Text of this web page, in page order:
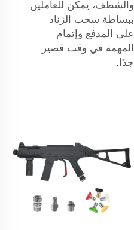
والشطف، يمكن للعاملين
ببساطة سحب الزناد
على المدفع وإتمام
المهمة في وقت قصير
جدًا.